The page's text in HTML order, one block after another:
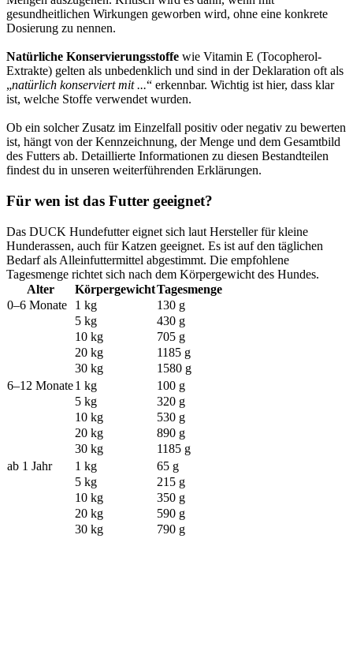
gesundheitlichen Wirkungen geworben wird, ohne eine konkrete
Dosierung zu nennen.
Natürliche Konservierungsstoffe wie Vitamin E (Tocopherol-
Extrakte) gelten als unbedenklich und sind in der Deklaration oft als
„natürlich konserviert mit ...“ erkennbar. Wichtig ist hier, dass klar
ist, welche Stoffe verwendet wurden.
Ob ein solcher Zusatz im Einzelfall positiv oder negativ zu bewerten
ist, hängt von der Kennzeichnung, der Menge und dem Gesamtbild
des Futters ab. Detaillierte Informationen zu diesen Bestandteilen
findest du in unseren weiterführenden Erklärungen.
Für wen ist das Futter geeignet?
Das DUCK Hundefutter eignet sich laut Hersteller für kleine
Hunderassen, auch für Katzen geeignet. Es ist auf den täglichen
Bedarf als Alleinfuttermittel abgestimmt. Die empfohlene
Tagesmenge richtet sich nach dem Körpergewicht des Hundes.
Alter
KörpergewichtTagesmenge
0–6 Monate
1 kg
130 g
5 kg
430 g
10 kg
705 g
20 kg
1185 g
30 kg
1580 g
6–12 Monate1 kg
100 g
5 kg
320 g
10 kg
530 g
20 kg
890 g
30 kg
1185 g
ab 1 Jahr
1 kg
65 g
5 kg
215 g
10 kg
350 g
20 kg
590 g
30 kg
790 g